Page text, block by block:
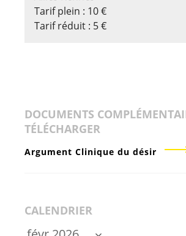
Tarif plein : 10 €
Tarif réduit : 5 €
DOCUMENTS
TÉLÉCHARGER
Argument Clinique du désir
CALENDRIER